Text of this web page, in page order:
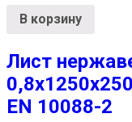
В корзину
Лист
EN 10088-2